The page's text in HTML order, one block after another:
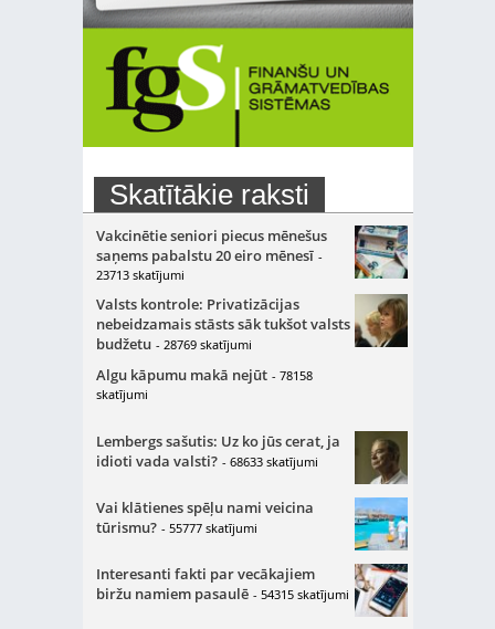
Skatītākie raksti
Vakcinētie seniori piecus mēnešus
saņems pabalstu 20 eiro mēnesī -
23713 skatījumi
Valsts kontrole: Privatizācijas
nebeidzamais stāsts sāk tukšot valsts
budžetu - 28769 skatījumi
Algu kāpumu makā nejūt - 78158
skatījumi
Lembergs sašutis: Uz ko jūs cerat, ja
idioti vada valsti? - 68633 skatījumi
Vai klātienes spēļu nami veicina
tūrismu? - 55777 skatījumi
Interesanti fakti par vecākajiem
biržu namiem pasaulē - 54315 skatījumi